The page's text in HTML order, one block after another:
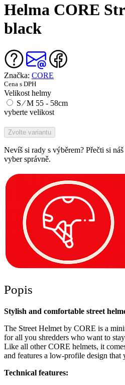
Helma CORE
black
Značka: CORE
Cena s DPH
Velikost helmy
S ∕ M 55 - 58cm
vyberte velikost
Zvolte variantu
Nevíš si rady s výběrem? Přečti si
vyber správně.
Popis
Stylish and comfortable street
The Street Helmet by CORE is a
for all you shredders who want to
Like all other CORE helmets, it
and features a low-profile design
Technical features: